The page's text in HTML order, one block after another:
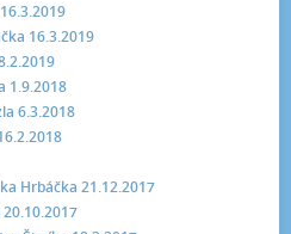
16.3.2019
1.9.2018
6.3.2018
Hrbáčka 21.12.2017